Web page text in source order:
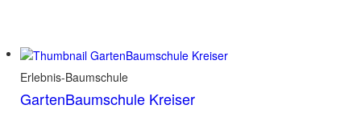
Erlebnis-Baumschule
GartenBaumschule Kreiser